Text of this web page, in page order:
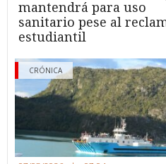
mantendrá para uso
sanitario pese al
estudiantil
CRÓNICA